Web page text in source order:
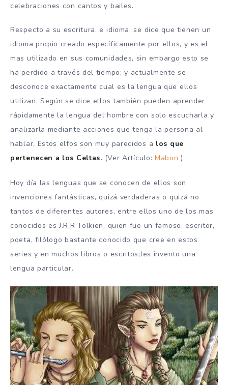
celebraciones con cantos y bailes.
Respecto a su escritura, e idioma; se dice que tienen un
idioma propio creado específicamente por ellos, y es el
mas utilizado en sus comunidades, sin embargo esto se
ha perdido a través del tiempo; y actualmente se
desconoce exactamente cual es la lengua que ellos
utilizan. Según se dice ellos también pueden aprender
rápidamente la lengua del hombre con solo escucharla y
analizarla mediante acciones que tenga la persona al
hablar, Estos elfos son muy parecidos a los que
pertenecen a los Celtas. (Ver Artículo:Mabon )
Hoy día las lenguas que se conocen de ellos son
invenciones fantásticas, quizá verdaderas o quizá no
tantos de diferentes autores, entre ellos uno de los mas
conocidos es J.R.R Tolkien, quien fue un famoso, escritor,
poeta, filólogo bastante conocido que cree en estos
series y en muchos libros o escritos;les invento una
lengua particular.